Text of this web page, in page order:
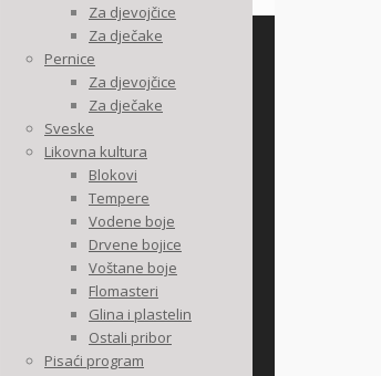
Za djevojčice
Za dječake
Pernice
Za djevojčice
Za dječake
Sveske
Likovna kultura
Blokovi
Tempere
Vodene boje
Drvene bojice
Voštane boje
Flomasteri
Glina i plastelin
Ostali pribor
Pisaći program